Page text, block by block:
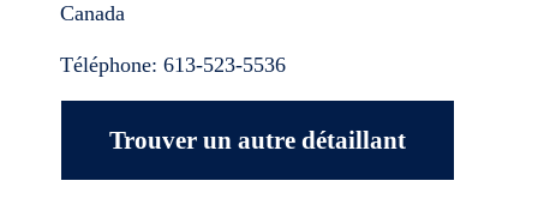
Canada
Téléphone: 613-523-5536
Trouver un autre détaillant